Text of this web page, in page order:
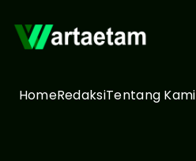
HomeRedaksiTentang Kami